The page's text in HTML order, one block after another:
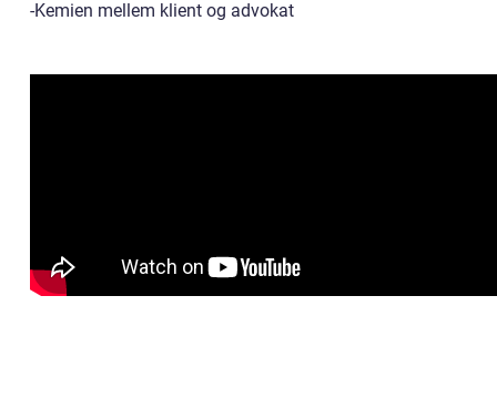
-Kemien mellem klient og advokat